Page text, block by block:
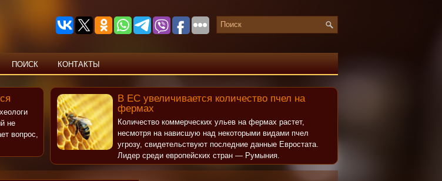
ПОИСК КОНТАКТЫ
не
вопрос,
В ЕС увеличивается количество пчел на
фермах
Количество коммерческих ульев на фермах растет,
несмотря на нависшую над некоторыми видами пчел
угрозу, свидетельствуют последние данные Евростата.
Лидер среди европейских стран — Румыния.